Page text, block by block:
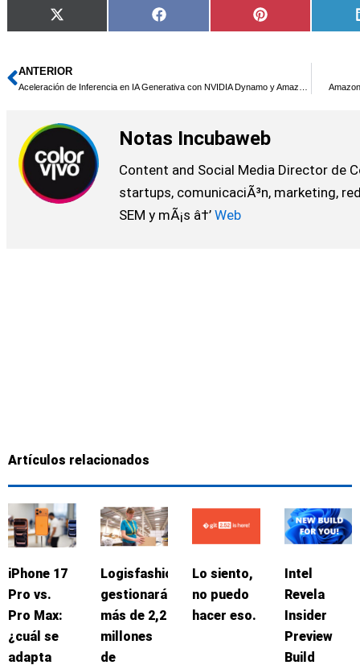
Compartir
en
X
(Twitter)
Compartir
en
Facebook
Compartir
en
Pinterest
Ant
ANTERIOR
Aceleración de Inferencia en IA Generativa con NVIDIA Dynamo y Amazon EKS
Notas Incubaweb
Content and Social Media Director de
startups, comunicaciÃ³n, marketing,
SEM y mÃ¡s â†’ Web
Artículos relacionados
iPhone 17
Pro vs.
Pro Max:
¿cuál se
adapta
Logisfashion
gestionará
más de 2,2
millones
de
Lo siento,
no puedo
hacer eso.
Intel
Revela
Insider
Preview
Build